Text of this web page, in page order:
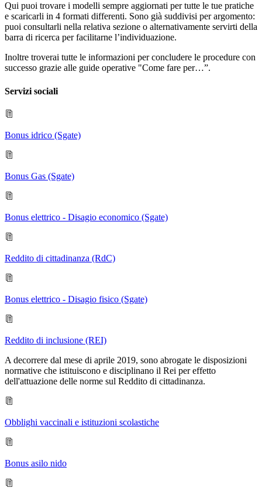
Qui puoi trovare i modelli sempre aggiornati per tutte le tue pratiche
e scaricarli in 4 formati differenti. Sono già suddivisi per argomento:
puoi consultarli nella relativa sezione o alternativamente servirti della
barra di ricerca per facilitarne l’individuazione.
Inoltre troverai tutte le informazioni per concludere le procedure con
successo grazie alle guide operative "Come fare per…”.
Servizi sociali
Bonus idrico (Sgate)
Bonus Gas (Sgate)
Bonus elettrico - Disagio economico (Sgate)
Reddito di cittadinanza (RdC)
Bonus elettrico - Disagio fisico (Sgate)
Reddito di inclusione (REI)
A decorrere dal mese di aprile 2019, sono abrogate le disposizioni
normative che istituiscono e disciplinano il Rei per effetto
dell'attuazione delle norme sul Reddito di cittadinanza.
Obblighi vaccinali e istituzioni scolastiche
Bonus asilo nido